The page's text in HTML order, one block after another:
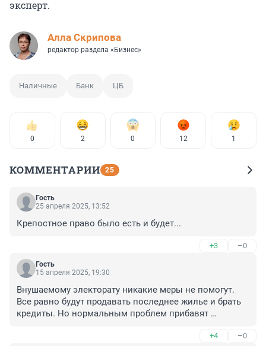
эксперт.
Алла Скрипова
редактор раздела «Бизнес»
Наличные Банк ЦБ
0 2 0 12 1
КОММЕНТАРИИ 25
Гость
25 апреля 2025, 13:52
Крепостное право было есть и будет...
+3 –0
Гость
15 апреля 2025, 19:30
Внушаемому электорату никакие меры не помогут.
Все равно будут продавать последнее жилье и брать
кредиты. Но нормальным проблем прибавят
+4 –0